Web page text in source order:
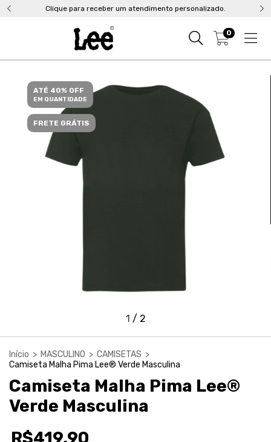
Clique para receber um atendimento personalizado.
0
ATÉ 40% OFF
EM QUANTIDADE
FRETE GRÁTIS
1 / 2
Início > MASCULINO > CAMISETAS >
Camiseta Malha Pima Lee® Verde Masculina
Camiseta Malha Pima Lee®
Verde Masculina
R$419,90